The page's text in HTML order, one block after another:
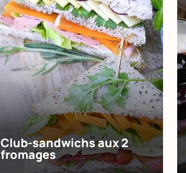
Club-sandwichs aux 2
fromages